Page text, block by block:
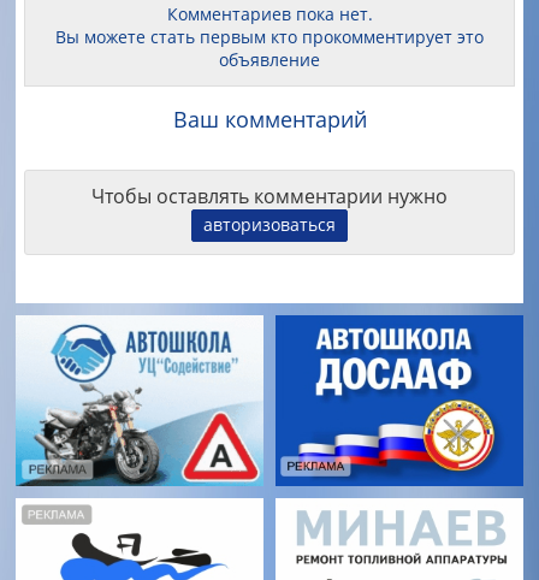
Комментариев пока нет.
Вы можете стать первым кто прокомментирует это
объявление
Ваш комментарий
Чтобы оставлять комментарии нужно
авторизоваться